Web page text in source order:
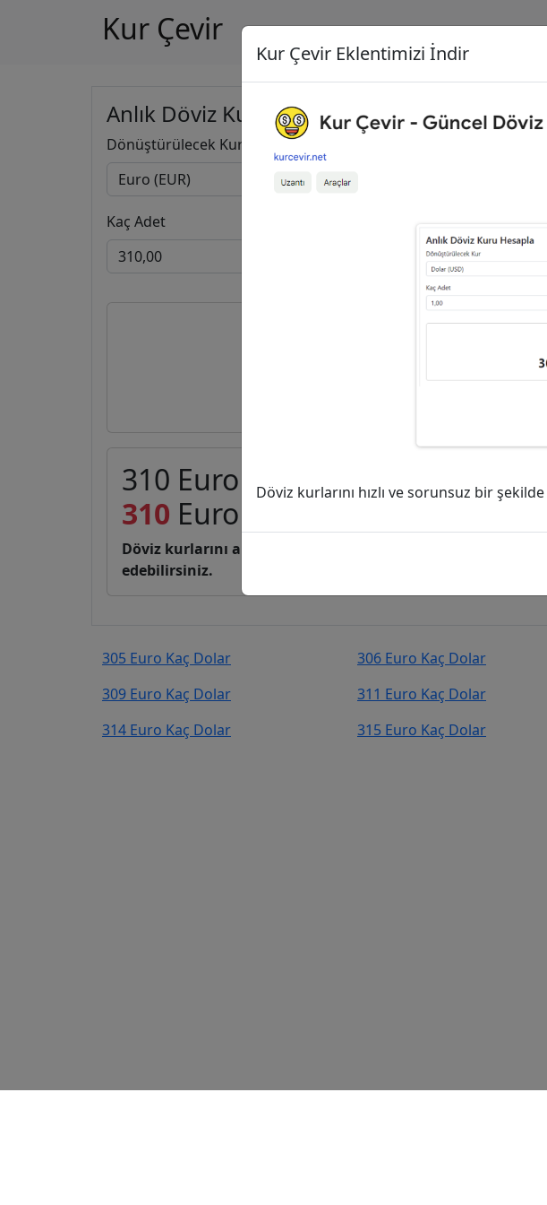
Kur Çevir
Anlık Döviz Kuru Hesapla
Dönüştürülecek Kur
Kaç Adet
Euro (EUR)
310 Euro (EUR) kaç Dolar (USD)?
310 Euro
Döviz kurlarını anlık, canlı, basit bir şekilde kurcevir.net
edebilirsiniz.
305 Euro Kaç Dolar 306 Euro Kaç Dolar
309 Euro Kaç Dolar
311 Euro Kaç Dolar
314 Euro Kaç Dolar
315 Euro Kaç Dolar
Kur Çevir Eklentimizi İndir
Döviz kurlarını hızlı ve sorunsuz bir